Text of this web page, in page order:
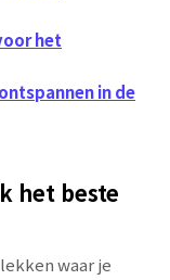
het
in de
het beste
waar je